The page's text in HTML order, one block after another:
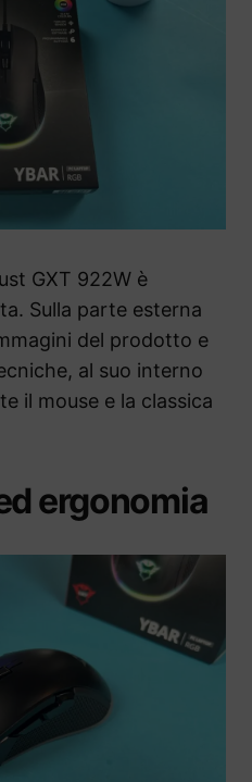
GXT 922W è
Sulla parte esterna
del prodotto e
al suo interno
il mouse e la classica
ergonomia